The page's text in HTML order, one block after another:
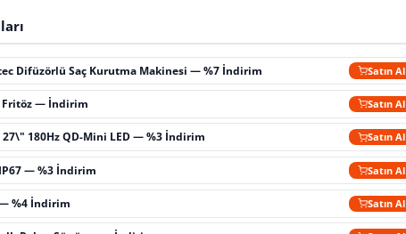
Difüzörlü Saç Kurutma Makinesi — %7 İndirim Satın Al
Fritöz — İndirim Satın Al
180Hz QD-Mini LED — %3 İndirim Satın Al
— %3 İndirim Satın Al
%4 İndirim Satın Al